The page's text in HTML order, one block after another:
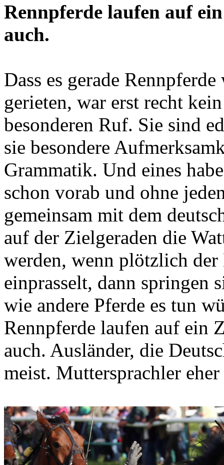
Rennpferde laufen auf
auch.
Dass es gerade
gerieten, war erst recht
besonderen Ruf. Sie sind
sie besondere
Grammatik. Und eines
schon vorab und ohne
gemeinsam mit dem
auf der Zielgeraden die
werden, wenn plötzlich
einprasselt, dann springen
wie andere Pferde es tun
Rennpferde laufen auf ein
auch. Ausländer, die
meist. Muttersprachler